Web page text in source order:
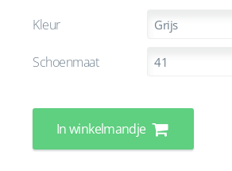
Kleur Grijs
Schoenmaat 41
In winkelmandje